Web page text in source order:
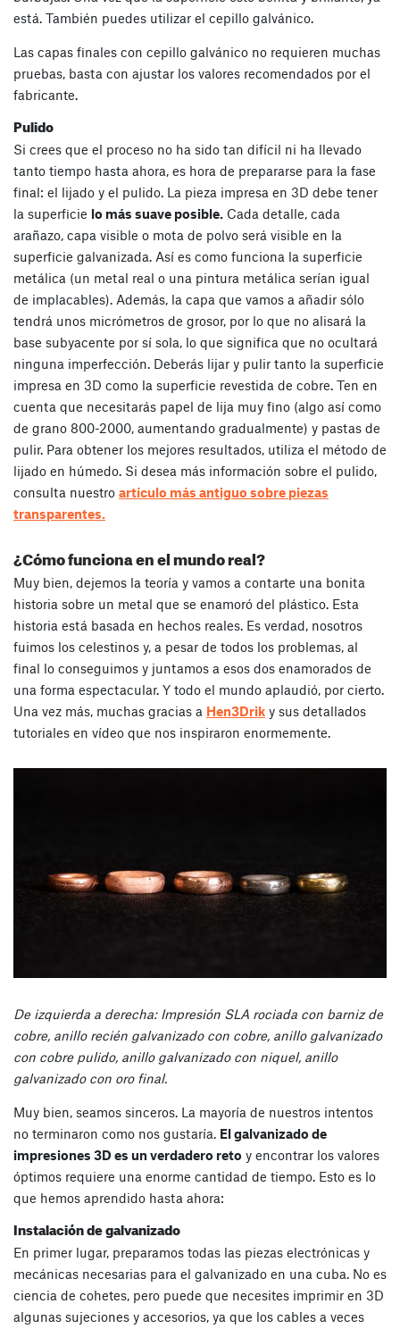
está. También puedes utilizar el cepillo galvánico.
Las capas finales con cepillo galvánico no requieren muchas
pruebas, basta con ajustar los valores recomendados por el
fabricante.
Pulido
Si crees que el proceso no ha sido tan difícil ni ha llevado
tanto tiempo hasta ahora, es hora de prepararse para la fase
final: el lijado y el pulido. La pieza impresa en 3D debe tener
la superficie lo más suave posible. Cada detalle, cada
arañazo, capa visible o mota de polvo será visible en la
superficie galvanizada. Así es como funciona la superficie
metálica (un metal real o una pintura metálica serían igual
de implacables). Además, la capa que vamos a añadir sólo
tendrá unos micrómetros de grosor, por lo que no alisará la
base subyacente por sí sola, lo que significa que no ocultará
ninguna imperfección. Deberás lijar y pulir tanto la superficie
impresa en 3D como la superficie revestida de cobre. Ten en
cuenta que necesitarás papel de lija muy fino (algo así como
de grano 800-2000, aumentando gradualmente) y pastas de
pulir. Para obtener los mejores resultados, utiliza el método de
lijado en húmedo. Si desea más información sobre el pulido,
consulta nuestro artículo más antiguo sobre piezas
transparentes.
¿Cómo funciona en el mundo real?
Muy bien, dejemos la teoría y vamos a contarte una bonita
historia sobre un metal que se enamoró del plástico. Esta
historia está basada en hechos reales. Es verdad, nosotros
fuimos los celestinos y, a pesar de todos los problemas, al
final lo conseguimos y juntamos a esos dos enamorados de
una forma espectacular. Y todo el mundo aplaudió, por cierto.
Una vez más, muchas gracias a Hen3Drik y sus detallados
tutoriales en vídeo que nos inspiraron enormemente.
De izquierda a derecha: Impresión SLA rociada con barniz de
cobre, anillo recién galvanizado con cobre, anillo galvanizado
con cobre pulido, anillo galvanizado con niquel, anillo
galvanizado con oro final.
Muy bien, seamos sinceros. La mayoría de nuestros intentos
no terminaron como nos gustaría. El galvanizado de
impresiones 3D es un verdadero reto y encontrar los valores
óptimos requiere una enorme cantidad de tiempo. Esto es lo
que hemos aprendido hasta ahora:
Instalación de galvanizado
En primer lugar, preparamos todas las piezas electrónicas y
mecánicas necesarias para el galvanizado en una cuba. No es
ciencia de cohetes, pero puede que necesites imprimir en 3D
algunas sujeciones y accesorios, ya que los cables a veces